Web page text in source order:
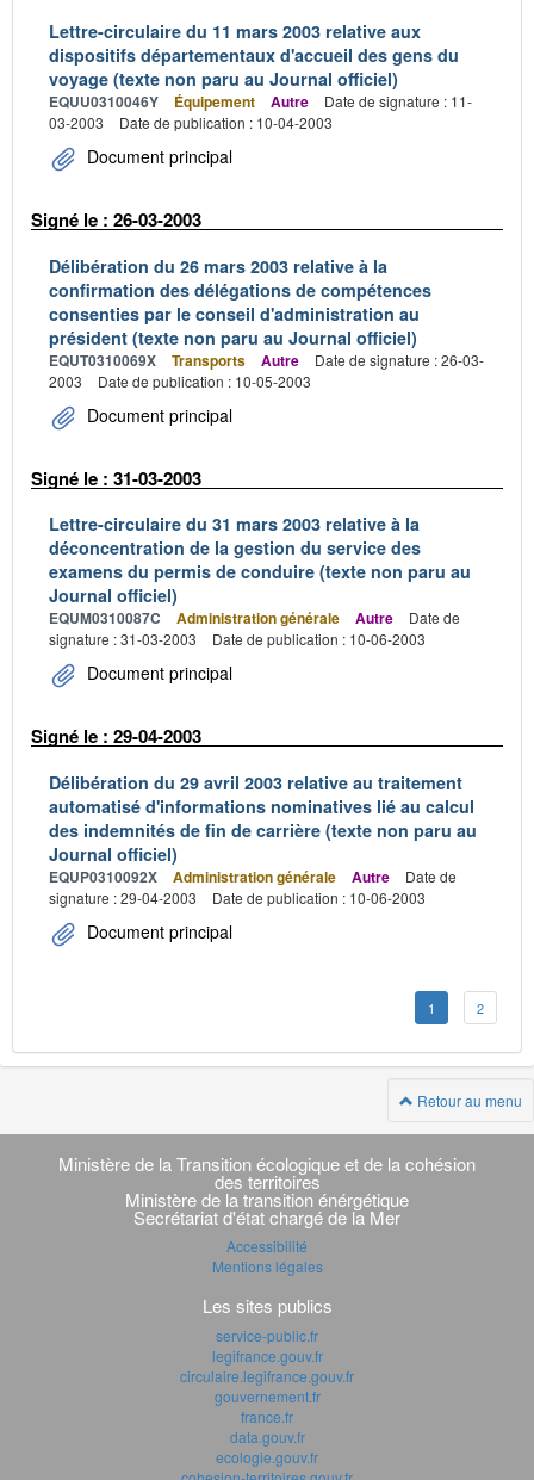
Lettre-circulaire du 11 mars 2003 relative aux
dispositifs départementaux d'accueil des gens du
voyage (texte non paru au Journal officiel)
EQUU0310046Y Équipement Autre
Date de signature : 11-
03-2003
Date de publication : 10-04-2003
Document principal
Signé le : 26-03-2003
Délibération du 26 mars 2003 relative à la
confirmation des délégations de compétences
consenties par le conseil d'administration au
président (texte non paru au Journal officiel)
EQUT0310069X Transports Autre
Date de signature : 26-03-
2003
Date de publication : 10-05-2003
Document principal
Signé le : 31-03-2003
Lettre-circulaire du 31 mars 2003 relative à la
déconcentration de la gestion du service des
examens du permis de conduire (texte non paru au
Journal officiel)
EQUM0310087C Administration générale Autre
Date de
signature : 31-03-2003
Date de publication : 10-06-2003
Document principal
Signé le : 29-04-2003
Délibération du 29 avril 2003 relative au traitement
automatisé d'informations nominatives lié au calcul
des indemnités de fin de carrière (texte non paru au
Journal officiel)
EQUP0310092X Administration générale Autre
Date de
signature : 29-04-2003
Date de publication : 10-06-2003
Document principal
1 2
Retour au menu
Navigation
transverse
Ministère de la Transition écologique et de la cohésion
des territoires
Ministère de la transition énérgétique
Secrétariat d'état chargé de la Mer
Accessibilité
Mentions légales
Les sites publics
service-public.fr
legifrance.gouv.fr
circulaire.legifrance.gouv.fr
gouvernement.fr
france.fr
data.gouv.fr
ecologie.gouv.fr